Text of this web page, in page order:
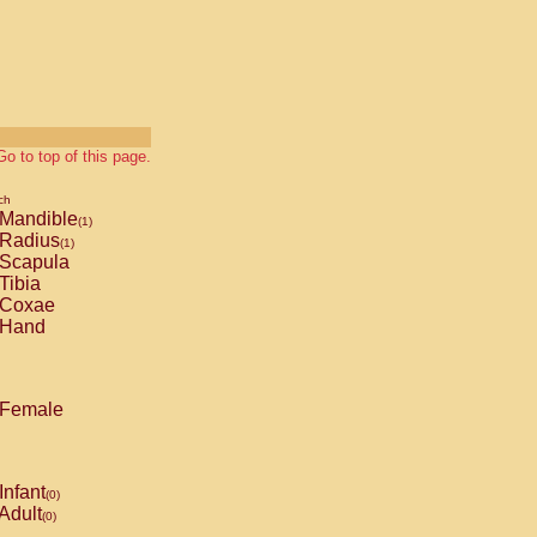
to top of this page.
Mandible(1)
Radius(1)
Scapula
Tibia
Coxae
Hand
Female
Infant(0)
(0)